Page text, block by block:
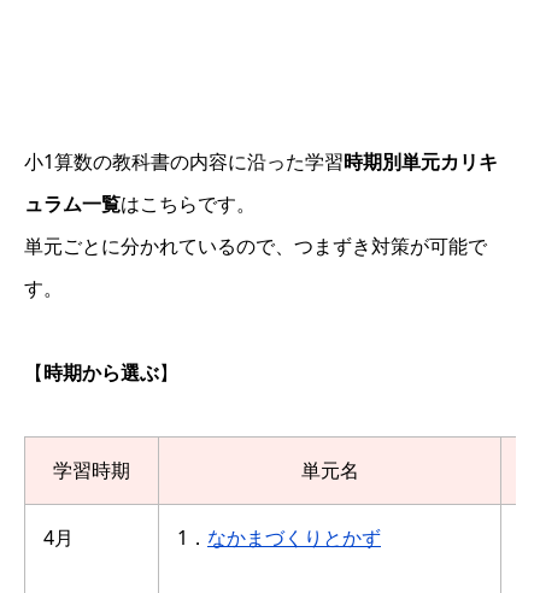
小1算数の教科書の内容に沿った学習時期別単元カリキ
ュラム一覧はこちらです。
単元ごとに分かれているので、つまずき対策が可能で
す。
【時期から選ぶ】
学習時期 単元名
4月 1． なかまづくりとかず